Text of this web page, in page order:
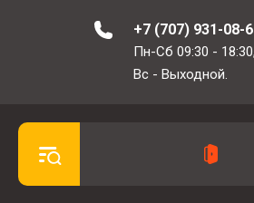
+7 (707) 931-08-
Пн-Сб 09:30 - 18:30,
Вс - Выходной.